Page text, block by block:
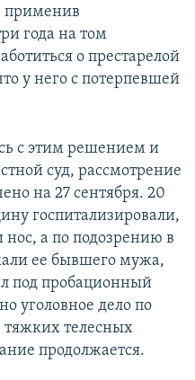
применив
года на том
о престарелой
у него с потерпевшей
с этим решением и
суд, рассмотрение
на 27 сентября. 20
госпитализировали,
а по подозрению в
ее бывшего мужа,
под пробационный
уголовное дело по
тяжких телесных
продолжается.